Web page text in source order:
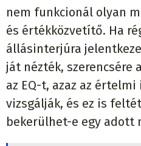
nem funkcionál olyan
és értékközvetítő. Ha
állásinterjúra
ját nézték, szerencsére
az EQ-t, azaz az
vizsgálják, és ez is
bekerülhet-e egy adott